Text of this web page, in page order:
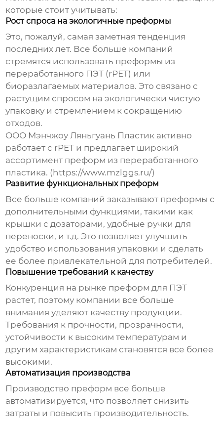
которые стоит учитывать:
Рост спроса на экологичные преформы
Это, пожалуй, самая заметная тенденция
последних лет. Все больше компаний
стремятся использовать преформы из
переработанного ПЭТ (rPET) или
биоразлагаемых материалов. Это связано с
растущим спросом на экологически чистую
упаковку и стремлением к сокращению
отходов.
ООО Мэнчжоу Ляньгуань Пластик активно
работает с rPET и предлагает широкий
ассортимент преформ из переработанного
пластика. (https://www.mzlggs.ru/)
Развитие функциональных преформ
Все больше компаний заказывают преформы с
дополнительными функциями, такими как
крышки с дозаторами, удобные ручки для
переноски, и т.д. Это позволяет улучшить
удобство использования упаковки и сделать
ее более привлекательной для потребителей.
Повышение требований к качеству
Конкуренция на рынке преформ для ПЭТ
растет, поэтому компании все больше
внимания уделяют качеству продукции.
Требования к прочности, прозрачности,
устойчивости к высоким температурам и
другим характеристикам становятся все более
высокими.
Автоматизация производства
Производство преформ все больше
автоматизируется, что позволяет снизить
затраты и повысить производительность.